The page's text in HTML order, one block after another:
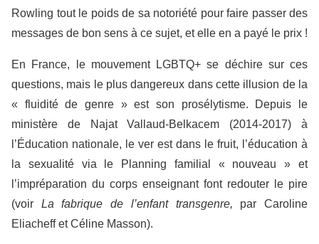
Rowling tout le poids de sa notoriété pour faire passer des
messages de bon sens à ce sujet, et elle en a payé le prix !
En France, le mouvement LGBTQ+ se déchire sur ces
questions, mais le plus dangereux dans cette illusion de la
« fluidité de genre » est son prosélytisme. Depuis le
ministère de Najat Vallaud-Belkacem (2014-2017) à
l’Éducation nationale, le ver est dans le fruit, l’éducation à
la sexualité via le Planning familial « nouveau » et
l’impréparation du corps enseignant font redouter le pire
(voir La fabrique de l’enfant transgenre, par Caroline
Eliacheff et Céline Masson).